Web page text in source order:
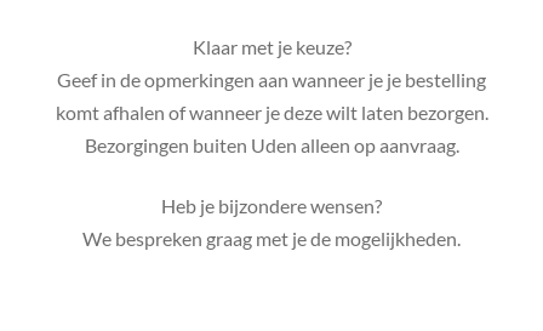
Klaar met je keuze?
Geef in de opmerkingen aan wanneer je je bestelling
komt afhalen of wanneer je deze wilt laten bezorgen.
Bezorgingen buiten Uden alleen op aanvraag.
Heb je bijzondere wensen?
We bespreken graag met je de mogelijkheden.